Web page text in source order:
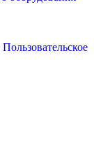
Пользовательское